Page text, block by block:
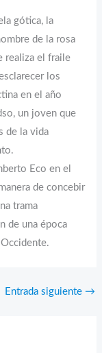
gótica, la
de la rosa
realiza el fraile
los
en el año
un joven que
de la vida
Eco en el
de concebir
trama
de una época
Entrada siguiente →